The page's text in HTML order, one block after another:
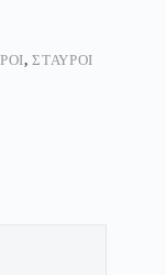
,ΣΤΑΥΡΟΊ